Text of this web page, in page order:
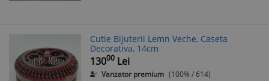
Cutie Bijuterii Lemn Veche, Caseta
Decorativa, 14cm
13000 Lei
Vanzator premium (100% / 614)